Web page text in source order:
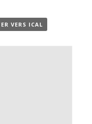
VERS ICAL